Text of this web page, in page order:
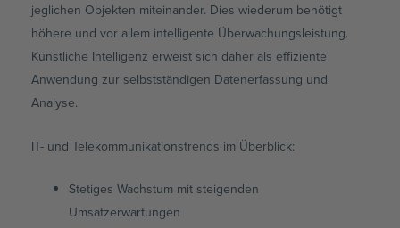
jeglichen Objekten miteinander. Dies wiederum benötigt
höhere und vor allem intelligente Überwachungsleistung.
Künstliche Intelligenz erweist sich daher als effiziente
Anwendung zur selbstständigen Datenerfassung und
Analyse.
IT- und Telekommunikationstrends im Überblick:
Stetiges Wachstum mit steigenden
Umsatzerwartungen